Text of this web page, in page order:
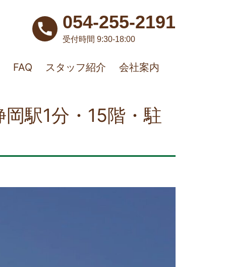
054-255-2191
受付時間 9:30-18:00
FAQ スタッフ紹介 会社案内
駅1分・15階・駐